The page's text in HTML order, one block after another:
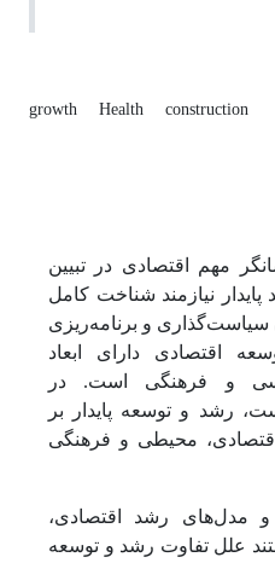
growth Health construction
مهم اقتصادی در تبیین
نیازمند شناخت کامل
سیاست‌گذاری و برنامه‌ریزی
اقتصادی دارای ابعاد
و فرهنگی است. در
رشد و توسعه پایدار بر
محیطی و فرهنگی
مدل‌های رشد اقتصادی،
علل تفاوت رشد و توسعه